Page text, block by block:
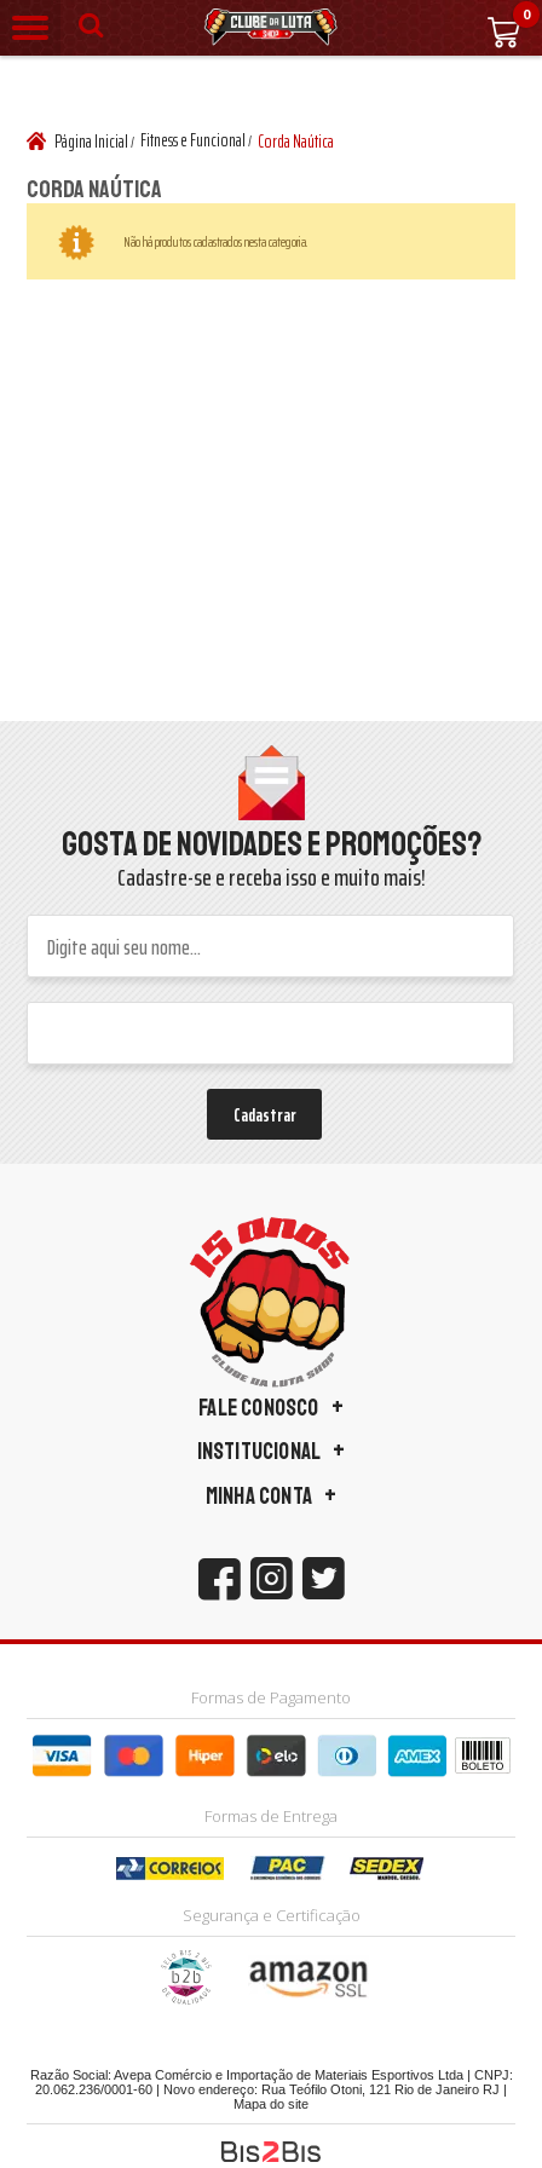
0
Página Inicial/ Fitness e Funcional/ Corda Naútica
Corda Naútica
Não há produtos cadastrados nesta categoria.
Gosta de novidades e promoções?
Cadastre-se e receba isso e muito mais!
Cadastrar
FALE CONOSCO
INSTITUCIONAL
MINHA CONTA
Formas de Pagamento
Formas de Entrega
Segurança e Certificação
Razão Social: Avepa Comércio e Importação de Materiais Esportivos Ltda | CNPJ:
20.062.236/0001-60 | Novo endereço: Rua Teófilo Otoni, 121 Rio de Janeiro RJ |
Mapa do site